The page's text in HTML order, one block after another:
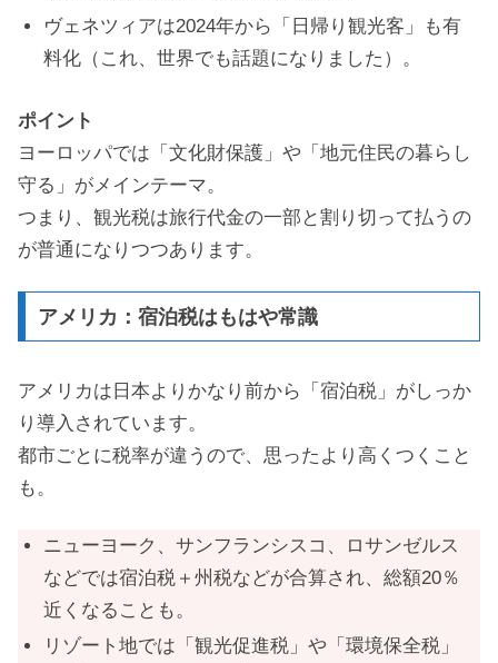
ヴェネツィアは2024年から「日帰り観光客」も有
料化（これ、世界でも話題になりました）。
ポイント
ヨーロッパでは「文化財保護」や「地元住民の暮らし
守る」がメインテーマ。
つまり、観光税は旅行代金の一部と割り切って払うの
が普通になりつつあります。
アメリカ：宿泊税はもはや常識
アメリカは日本よりかなり前から「宿泊税」がしっか
り導入されています。
都市ごとに税率が違うので、思ったより高くつくこと
も。
ニューヨーク、サンフランシスコ、ロサンゼルス
などでは宿泊税＋州税などが合算され、総額20％
近くなることも。
リゾート地では「観光促進税」や「環境保全税」